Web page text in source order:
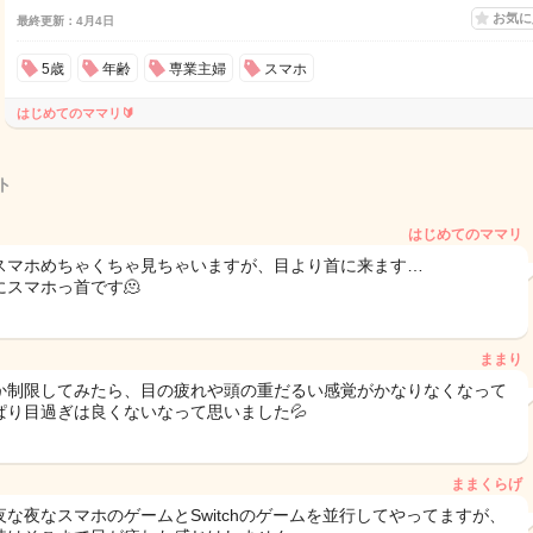
最終更新：4月4日 お気
5歳 年齢 専業主婦 スマホ
はじめてのママリ🔰
はじめてのママリ
マホめちゃくちゃ見ちゃいますが、目より首に来ます…
スマホっ首です🫠
ままり
制限してみたら、目の疲れや頭の重だるい感覚がかなりなくなって
り目過ぎは良くないなって思いました💦
ままくらげ
な夜なスマホのゲームとSwitchのゲームを並行してやってますが、